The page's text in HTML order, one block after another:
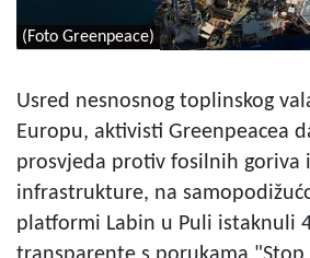
(Foto Greenpeace)
Usred nesnosnog toplinskog
Europu, aktivisti Greenpeacea
prosvjeda protiv fosilnih goriva
infrastrukture, na
platformi Labin u Puli istaknuli